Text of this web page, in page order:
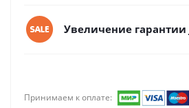
Увеличение гарантии
Принимаем к оплате: